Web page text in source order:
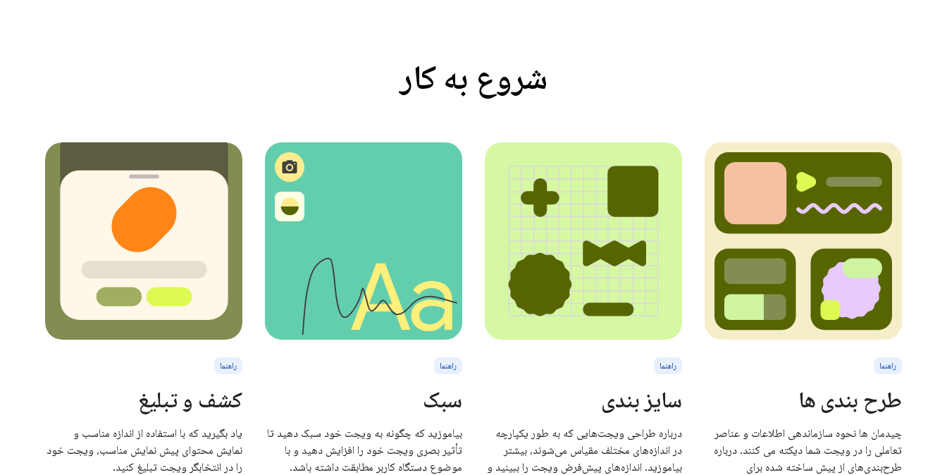
شروع به کار
راهنما
طرح بندی ها
چیدمان ها نحوه سازماندهی اطلاعات و عناصر
تعاملی را در ویجت شما دیکته می کنند. درباره
طرح‌بندی‌های از پیش ساخته شده برای
راهنما
سایز بندی
درباره طراحی ویجت‌هایی که به طور یکپارچه
در اندازه‌های مختلف مقیاس می‌شوند، بیشتر
بیاموزید. اندازه‌های پیش‌فرض ویجت را ببینید و
راهنما
سبک
بیاموزید که چگونه به ویجت خود سبک دهید تا
تأثیر بصری ویجت خود را افزایش دهید و با
موضوع دستگاه کاربر مطابقت داشته باشد.
راهنما
کشف و تبلیغ
یاد بگیرید که با استفاده از اندازه مناسب و
نمایش محتوای پیش نمایش مناسب، ویجت خود
را در انتخابگر ویجت تبلیغ کنید.